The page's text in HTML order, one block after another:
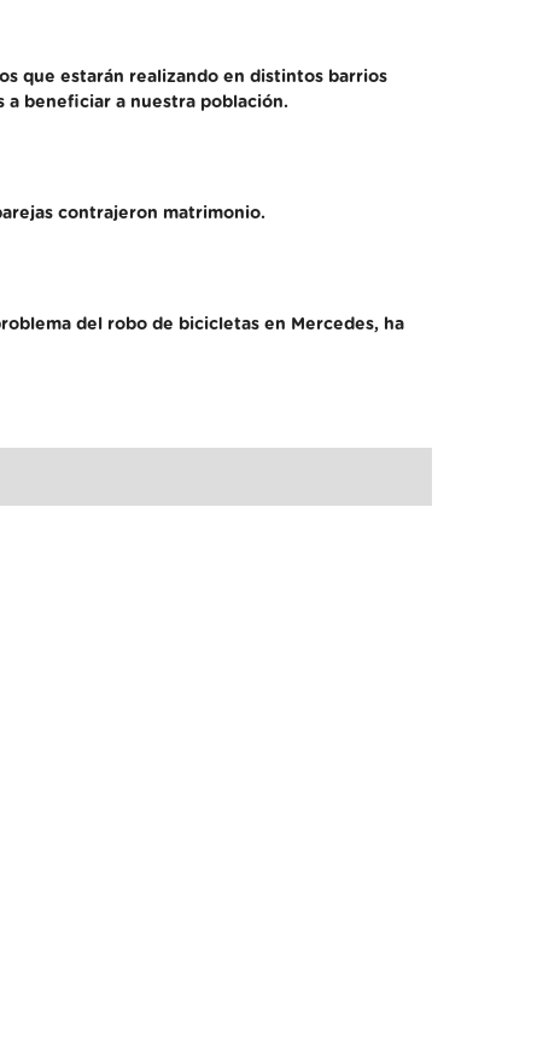
que estarán realizando en distintos barrios
a beneficiar a nuestra población.
contrajeron matrimonio.
del robo de bicicletas en Mercedes, ha